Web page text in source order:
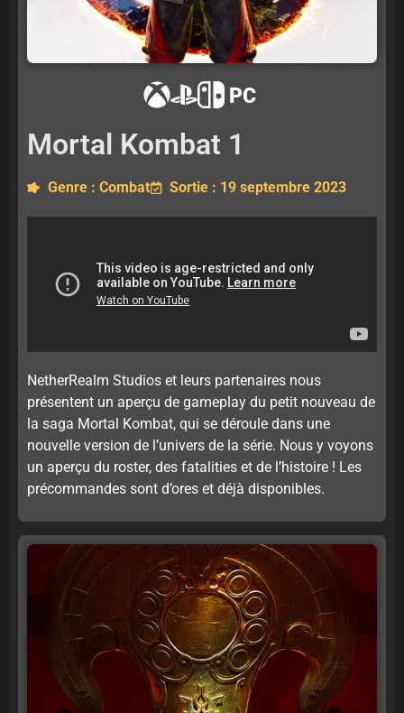
PC
Mortal Kombat 1
Genre : Combat Sortie : 19 septembre 2023
NetherRealm Studios et leurs partenaires nous
présentent un aperçu de gameplay du petit nouveau de
la saga Mortal Kombat, qui se déroule dans une
nouvelle version de l’univers de la série. Nous y voyons
un aperçu du roster, des fatalities et de l’histoire ! Les
précommandes sont d’ores et déjà disponibles.